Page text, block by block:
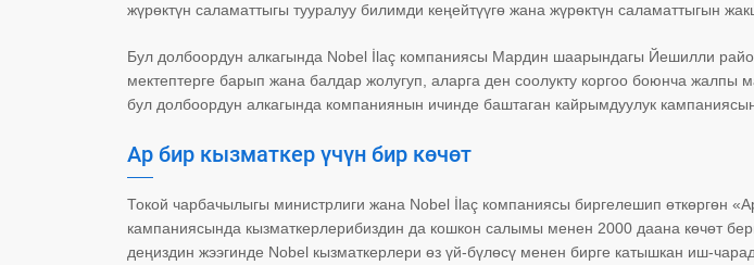
жүрөктүн саламаттыгы тууралуу билимди кеңейтүүгө жана жүрөктүн саламаттыгын
Бул долбоордун алкагында Nobel İlaç компаниясы Мардин шаарындагы Йешилли
мектептерге барып жана балдар жолугуп, аларга ден соолукту коргоо боюнча
бул долбоордун алкагында компаниянын ичинде баштаган кайрымдуулук кампаниясын
Ар бир кызматкер үчүн бир көчөт
Токой чарбачылыгы министрлиги жана Nobel İlaç компаниясы биргелешип өткөргөн
кампаниясында кызматкерлерибиздин да кошкон салымы менен 2000 даана көчөт
деңиздин жээгинде Nobel кызматкерлери өз үй-бүлөсү менен бирге катышкан иш-